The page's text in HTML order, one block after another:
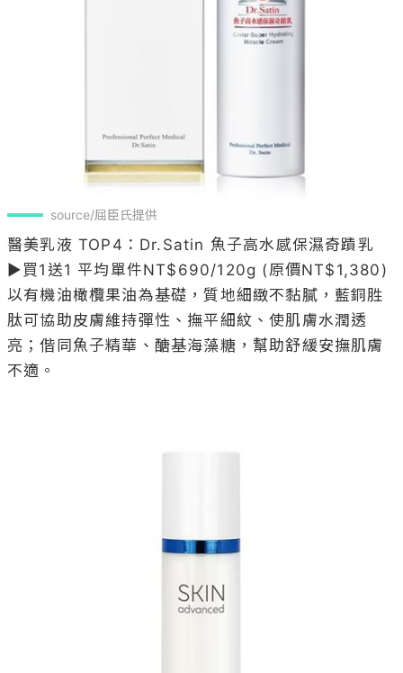
source/屈臣氏提供
醫美乳液 TOP4：Dr.Satin 魚子高水感保濕奇蹟乳
▶買1送1 平均單件NT$690/120g (原價NT$1,380)
以有機油橄欖果油為基礎，質地細緻不黏膩，藍銅胜
肽可協助皮膚維持彈性、撫平細紋、使肌膚水潤透
亮；偕同魚子精華、醣基海藻糖，幫助舒緩安撫肌膚
不適。